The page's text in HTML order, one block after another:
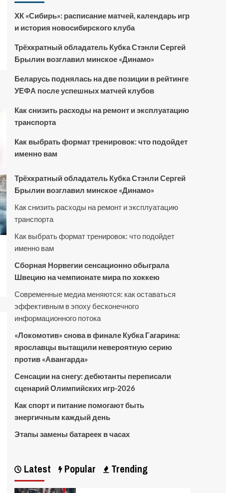
ХК «Сибирь»: расписание матчей, календарь игр
и история новосибирского клуба
Трёхкратный обладатель Кубка Стэнли Сергей
Брылин возглавил минское «Динамо»
Беларусь поднялась на две позиции в рейтинге
УЕФА после успешных матчей клубов
Как снизить расходы на ремонт и эксплуатацию
транспорта
Как выбрать формат тренировок: что подойдет
именно вам
Трёхкратный обладатель Кубка Стэнли Сергей
Брылин возглавил минское «Динамо»
Как снизить расходы на ремонт и эксплуатацию
транспорта
Как выбрать формат тренировок: что подойдет
именно вам
Сборная Норвегии сенсационно обыграла
Швецию на чемпионате мира по хоккею
Современные медиа меняются: как оставаться
эффективным в эпоху бесконечного
информационного потока
«Локомотив» снова в финале Кубка Гагарина:
ярославцы вытащили невероятную серию
против «Авангарда»
Сенсации на снегу: дебютанты переписали
сценарий Олимпийских игр-2026
Как спорт и питание помогают быть
энергичным каждый день
Этапы замены батареек в часах
Latest Popular Trending